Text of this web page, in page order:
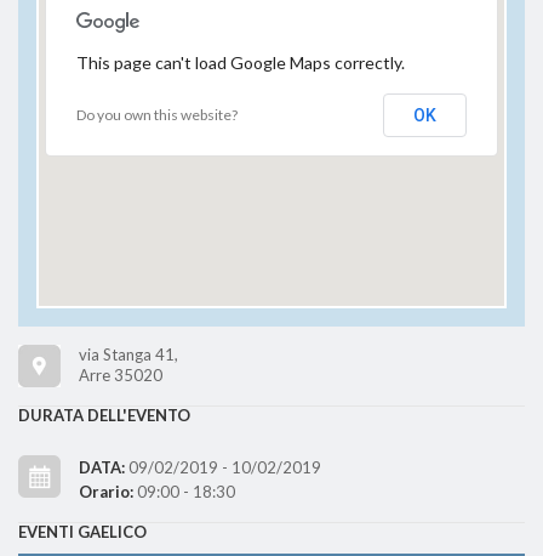
This page can't load Google Maps correctly.
Do you own this website? OK
via Stanga 41,
Arre 35020
DURATA DELL'EVENTO
DATA: 09/02/2019 - 10/02/2019
Orario: 09:00 - 18:30
EVENTI GAELICO